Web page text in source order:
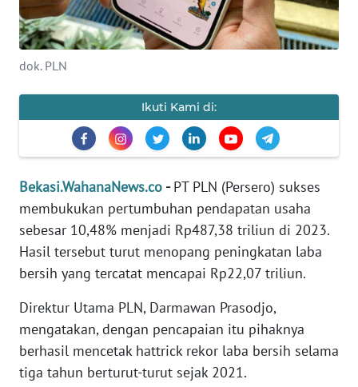
dok. PLN
Ikuti Kami di:
Bekasi.WahanaNews.co -PT PLN (Persero) sukses
membukukan pertumbuhan pendapatan usaha
sebesar 10,48% menjadi Rp487,38 triliun di 2023.
Hasil tersebut turut menopang peningkatan laba
bersih yang tercatat mencapai Rp22,07 triliun.
Direktur Utama PLN, Darmawan Prasodjo,
mengatakan, dengan pencapaian itu pihaknya
berhasil mencetak hattrick rekor laba bersih selama
tiga tahun berturut-turut sejak 2021.
INFO
IKLAN
PEDOMAN
MEDIA
SIBER
DISCLAIMER
Wahana
Regional